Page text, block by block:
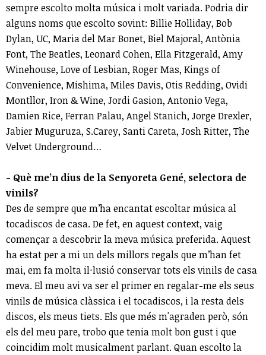
sempre escolto molta música i molt variada. Podria dir
alguns noms que escolto sovint: Billie Holliday, Bob
Dylan, UC, Maria del Mar Bonet, Biel Majoral, Antònia
Font, The Beatles, Leonard Cohen, Ella Fitzgerald, Amy
Winehouse, Love of Lesbian, Roger Mas, Kings of
Convenience, Mishima, Miles Davis, Otis Redding, Ovidi
Montllor, Iron & Wine, Jordi Gasion, Antonio Vega,
Damien Rice, Ferran Palau, Angel Stanich, Jorge Drexler,
Jabier Muguruza, S.Carey, Santi Careta, Josh Ritter, The
Velvet Underground…
- Què me’n dius de la Senyoreta Gené, selectora de
vinils?
Des de sempre que m’ha encantat escoltar música al
tocadiscos de casa. De fet, en aquest context, vaig
començar a descobrir la meva música preferida. Aquest
ha estat per a mi un dels millors regals que m’han fet
mai, em fa molta il·lusió conservar tots els vinils de casa
meva. El meu avi va ser el primer en regalar-me els seus
vinils de música clàssica i el tocadiscos, i la resta dels
discos, els meus tiets. Els que més m'agraden però, són
els del meu pare, trobo que tenia molt bon gust i que
coincidim molt musicalment parlant. Quan escolto la